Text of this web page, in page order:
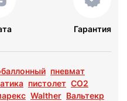
Гарантия
пневмат
пистолет CO2
Walther Вальтекр